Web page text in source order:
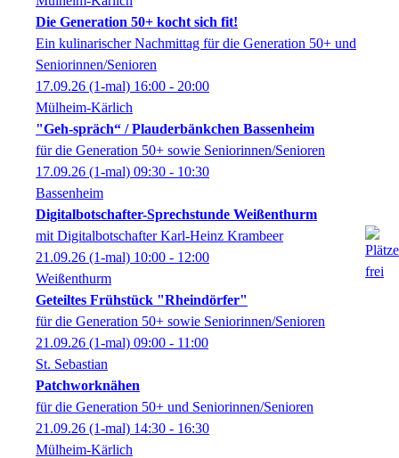
Die Generation 50+ kocht sich fit!
Ein kulinarischer Nachmittag für die Generation 50+ und
Seniorinnen/Senioren
17.09.26 (1-mal) 16:00 - 20:00
Mülheim-Kärlich
"Geh-spräch“ / Plauderbänkchen Bassenheim
für die Generation 50+ sowie Seniorinnen/Senioren
17.09.26 (1-mal) 09:30 - 10:30
Bassenheim
Digitalbotschafter-Sprechstunde Weißenthurm
mit Digitalbotschafter Karl-Heinz Krambeer
21.09.26 (1-mal) 10:00 - 12:00
Weißenthurm
Geteiltes Frühstück "Rheindörfer"
für die Generation 50+ sowie Seniorinnen/Senioren
21.09.26 (1-mal) 09:00 - 11:00
St. Sebastian
Patchworknähen
für die Generation 50+ und Seniorinnen/Senioren
21.09.26 (1-mal) 14:30 - 16:30
Mülheim-Kärlich